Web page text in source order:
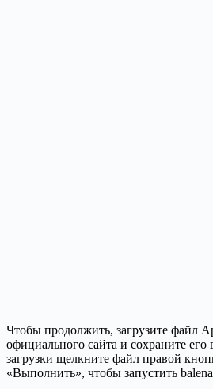
Чтобы продолжить, загрузите файл
официального сайта и сохраните его
загрузки щелкните файл правой
«Выполнить», чтобы запустить